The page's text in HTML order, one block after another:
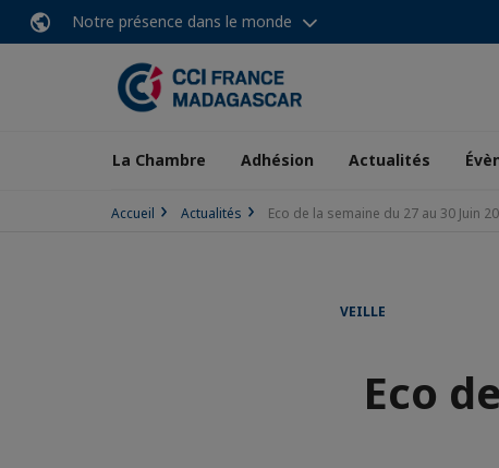
Notre présence dans le monde
La Chambre Adhésion Actualités
Accueil Actualités Eco de la semaine du 27 au 30 Juin
VEILLE
Eco